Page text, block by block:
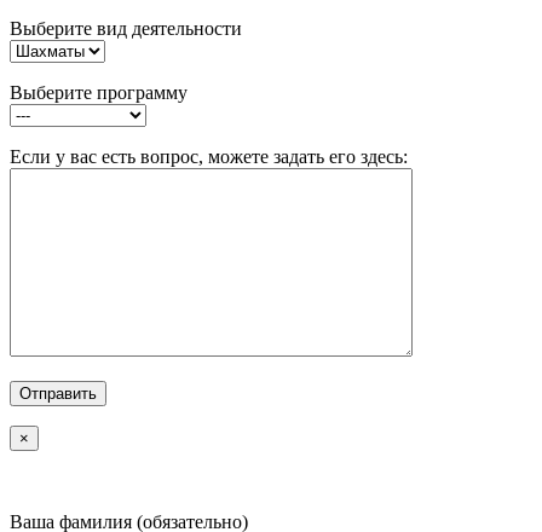
Выберите вид деятельности
Выберите программу
Если у вас есть вопрос, можете задать его здесь:
×
Ваша фамилия (обязательно)